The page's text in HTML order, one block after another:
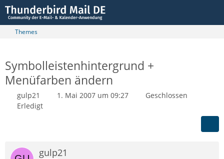
Themes
Symbolleistenhintergrund +
Menüfarben ändern
gulp21 1. Mai 2007 um 09:27
Geschlossen
Erledigt
gulp21